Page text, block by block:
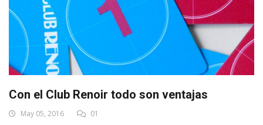
Con el Club Renoir todo son ventajas
May 05, 2016 01